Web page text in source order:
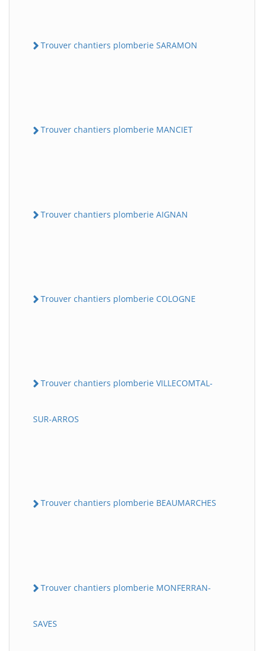
Trouver chantiers plomberie SARAMON
Trouver chantiers plomberie MANCIET
Trouver chantiers plomberie AIGNAN
Trouver chantiers plomberie COLOGNE
Trouver chantiers plomberie VILLECOMTAL-
SUR-ARROS
Trouver chantiers plomberie BEAUMARCHES
Trouver chantiers plomberie MONFERRAN-
SAVES